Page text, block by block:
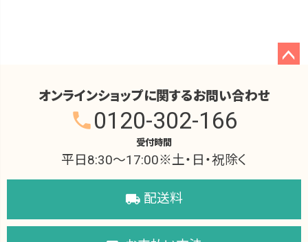
オンラインショップに関するお問い合わせ
phone0120-302-166
受付時間
平日8:30～17:00※土・日・祝除く
local_shipping 配送料